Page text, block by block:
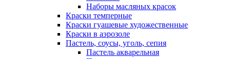
Наборы масляных красок
Краски темперные
Краски гуашевые художественные
Краски в аэрозоле
Пастель, соусы, уголь, сепия
Пастель акварельная